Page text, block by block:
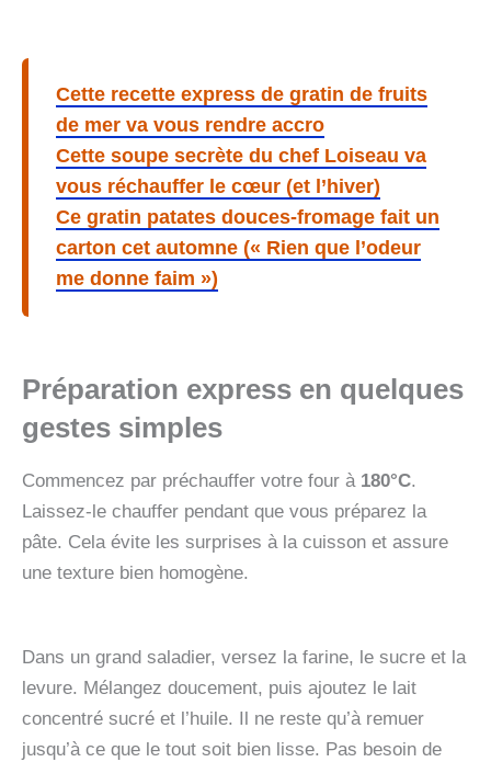
Cette recette express de gratin de fruits
de mer va vous rendre accro
Cette soupe secrète du chef Loiseau va
vous réchauffer le cœur (et l’hiver)
Ce gratin patates douces-fromage fait un
carton cet automne (« Rien que l’odeur
me donne faim »)
Préparation express en quelques
gestes simples
Commencez par préchauffer votre four à 180°C.
Laissez-le chauffer pendant que vous préparez la
pâte. Cela évite les surprises à la cuisson et assure
une texture bien homogène.
Dans un grand saladier, versez la farine, le sucre et la
levure. Mélangez doucement, puis ajoutez le lait
concentré sucré et l’huile. Il ne reste qu’à remuer
jusqu’à ce que le tout soit bien lisse. Pas besoin de